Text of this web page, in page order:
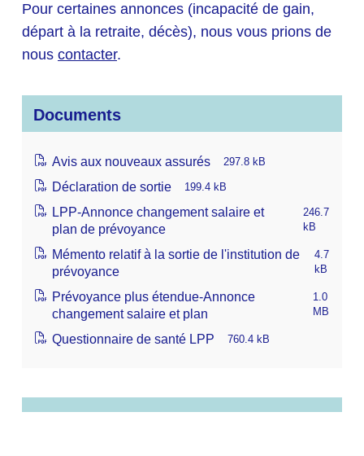
Pour certaines annonces (incapacité de gain,
départ à la retraite, décès), nous vous prions de
nous contacter.
Documents
Avis aux nouveaux assurés 297.8 kB
Déclaration de sortie 199.4 kB
LPP-Annonce changement salaire et
plan de prévoyance
246.7
kB
Mémento relatif à la sortie de l'institution de
prévoyance
4.7
kB
Prévoyance plus étendue-Annonce
changement salaire et plan
1.0
MB
Questionnaire de santé LPP 760.4 kB